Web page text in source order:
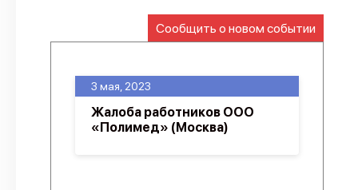
API
Политика конфиденциальности
Сообщить о новом событии
3 мая, 2023
Жалоба работников ООО
«Полимед» (Москва)